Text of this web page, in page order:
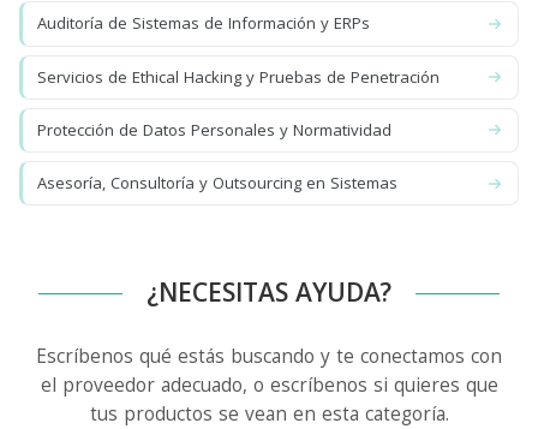
Auditoría de Sistemas de Información y ERPs
Servicios de Ethical Hacking y Pruebas de Penetración
Protección de Datos Personales y Normatividad
Asesoría, Consultoría y Outsourcing en Sistemas
¿NECESITAS AYUDA?
Escríbenos qué estás buscando y te conectamos con
el proveedor adecuado, o escríbenos si quieres que
tus productos se vean en esta categoría.